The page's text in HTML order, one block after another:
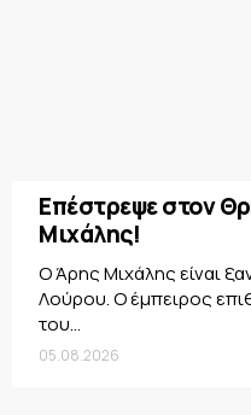
Επέστρεψε στον
Μιχάλης!
Ο Άρης Μιχάλης είναι
Λούρου. Ο έμπειρος
του...
05.08.2026